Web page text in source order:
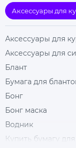
Аксессуары для
Аксессуары для
Аксессуары для
Блант
Бумага для
Бонг
Бонг маска
Водник
Купить бумагу